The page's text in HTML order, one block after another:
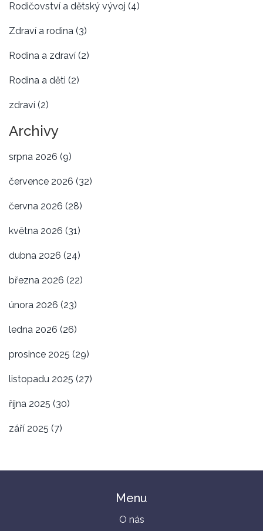
Rodičovství a dětský vývoj (4)
Zdraví a rodina (3)
Rodina a zdraví (2)
Rodina a děti (2)
zdraví (2)
Archivy
srpna 2026 (9)
července 2026 (32)
června 2026 (28)
května 2026 (31)
dubna 2026 (24)
března 2026 (22)
února 2026 (23)
ledna 2026 (26)
prosince 2025 (29)
listopadu 2025 (27)
října 2025 (30)
září 2025 (7)
Menu
O nás